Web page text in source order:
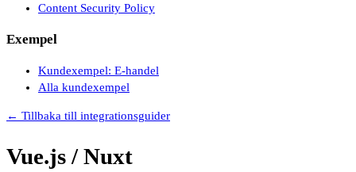
Content Security Policy
Exempel
Kundexempel: E-handel
Alla kundexempel
← Tillbaka till integrationsguider
Vue.js / Nuxt